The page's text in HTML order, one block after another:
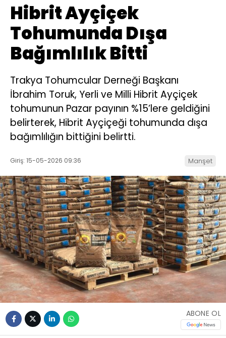
Hibrit Ayçiçek
Tohumunda Dışa
Bağımlılık Bitti
Trakya Tohumcular Derneği Başkanı
İbrahim Toruk, Yerli ve Milli Hibrit Ayçiçek
tohumunun Pazar payının %15’lere geldiğini
belirterek, Hibrit Ayçiçeği tohumunda dışa
bağımlılığın bittiğini belirtti.
Giriş: 15-05-2026 09:36 Manşet
ABONE OL